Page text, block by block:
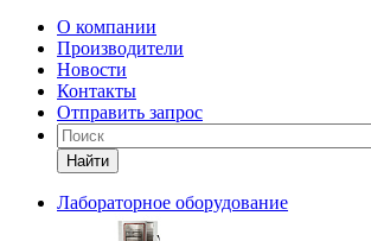
О компании
Производители
Новости
Контакты
Отправить запрос
Найти
Лабораторное оборудование